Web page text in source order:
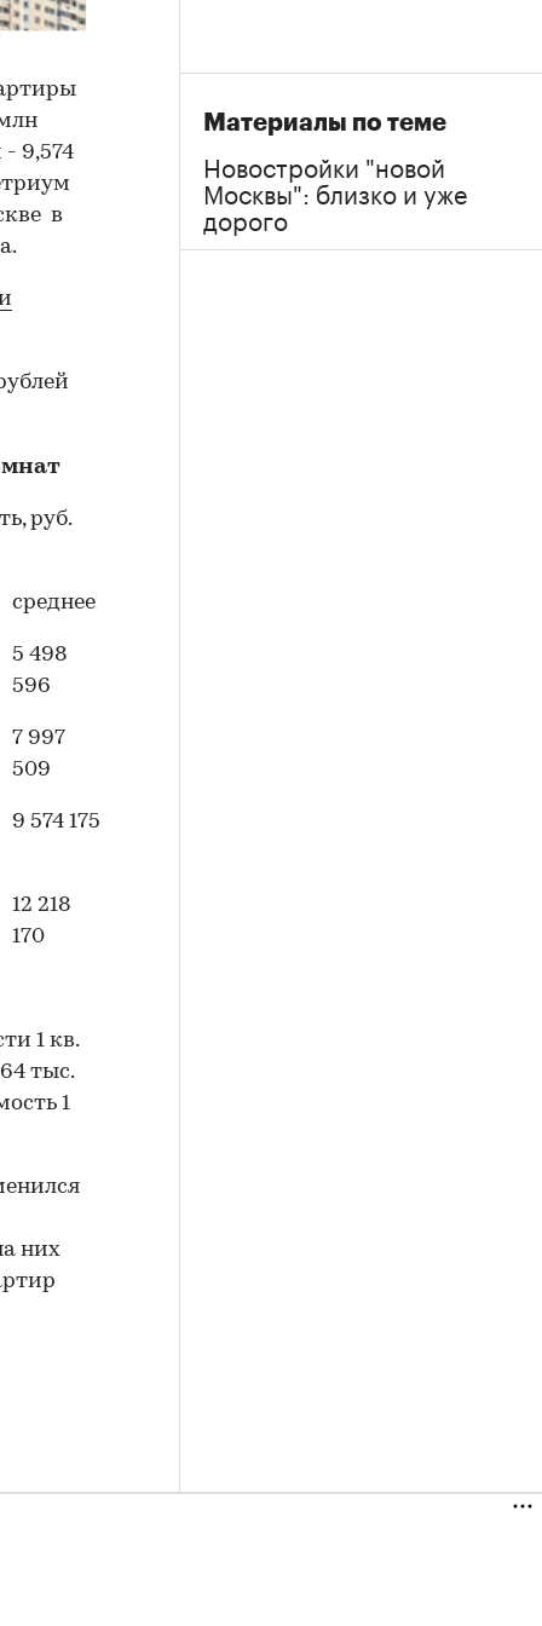
9,574
в
руб.
среднее
5 498
596
7 997
509
9 574 175
12 218
170
1 кв.
тыс.
1
них
Материалы по теме
Новостройки "новой
Москвы": близко и уже
дорого